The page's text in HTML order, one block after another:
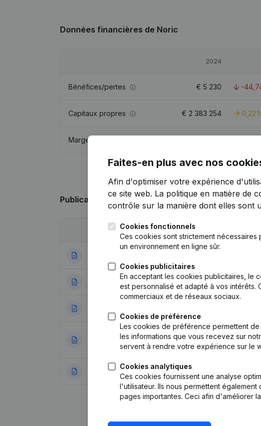
Données financières de Noric
2024
Bénéfices/pertes € 5 230 -
Capitaux propres € 2 383 254
Marge brute
Publicationsde Noric
Publication
09-09-2013 Demissions - Nominations
13-04-2004
Augmentation de Capital en
Modification(s) Statuts(NL)
06-09-2002 Réélection(s)
Faites-en plus avec nos
Afin d'optimiser votre expérience
ce site web. La politique en matière de
contrôle sur la manière dont elles sont
Cookies fonctionnels
Ces cookies sont strictement
un environnement en ligne sûr.
Cookies publicitaires
En acceptant les cookies publicitaires, le
est personnalisé et adapté à vos
commerciaux et de réseaux sociaux.
Cookies de préférence
Les cookies de préférence permettent
les informations que vous recevez sur
servent à rendre votre expérience sur le
Cookies analytiques
Ces cookies fournissent une analyse
l'utilisateur. Ils nous permettent
pages importantes. Ceci afin d'améliorer